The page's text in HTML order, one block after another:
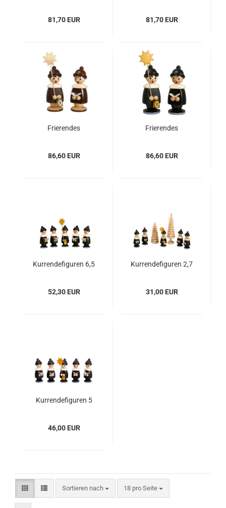
81,70 EUR
81,70 EUR
Frierendes
86,60 EUR
Frierendes
86,60 EUR
Kurrendefiguren 6,5
52,30 EUR
Kurrendefiguren 2,7
wählbar
31,00 EUR
Kurrendefiguren 5
46,00 EUR
Sortieren nach 18 pro Seite